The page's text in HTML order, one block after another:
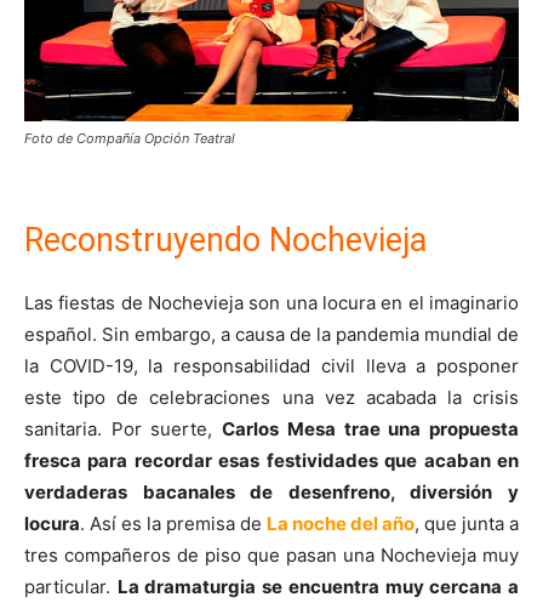
Foto de Compañía Opción Teatral
Reconstruyendo Nochevieja
Las fiestas de Nochevieja son una locura en el imaginario
español. Sin embargo, a causa de la pandemia mundial de
la COVID-19, la responsabilidad civil lleva a posponer
este tipo de celebraciones una vez acabada la crisis
sanitaria. Por suerte,Carlos Mesa trae una propuesta
fresca para recordar esas festividades que acaban en
verdaderas bacanales de desenfreno, diversión y
locura. Así es la premisa de La noche del año, que junta a
tres compañeros de piso que pasan una Nochevieja muy
particular. La dramaturgia se encuentra muy cercana a